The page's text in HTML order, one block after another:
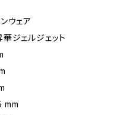
ウェア
ジェルジェット
mm